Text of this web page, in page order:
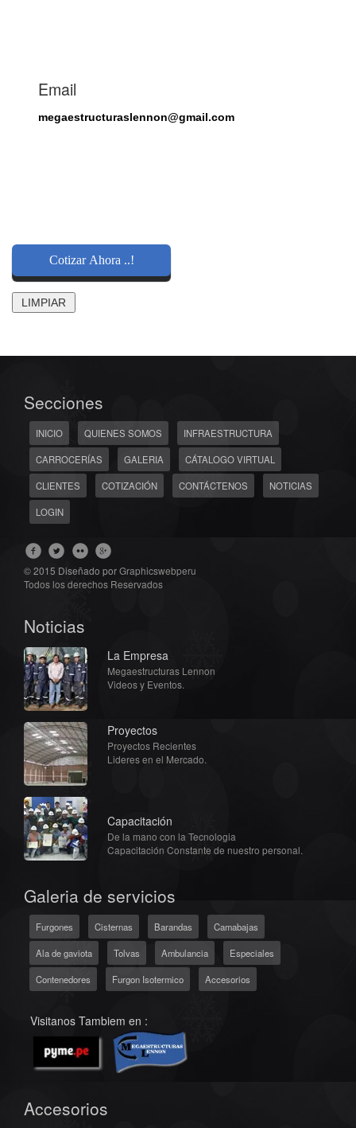
Email
megaestructuraslennon@gmail.com
Secciones
INICIO QUIENES SOMOS INFRAESTRUCTURA
CARROCERÍAS GALERIA CÁTALOGO VIRTUAL
CLIENTES COTIZACIÓN CONTÁCTENOS NOTICIAS
LOGIN
© 2015 Diseñado porGraphicswebperu
Todos los derechos Reservados
Noticias
La Empresa
Megaestructuras Lennon
Videos y Eventos.
Proyectos
Proyectos Recientes
Lideres en el Mercado.
Capacitación
De la mano con la Tecnologia
Capacitación Constante de nuestro personal.
Galeria de servicios
Furgones Cisternas Barandas Camabajas
Ala de gaviota Tolvas Ambulancia Especiales
Contenedores Furgon Isotermico Accesorios
Visitanos Tambiem en :
Accesorios